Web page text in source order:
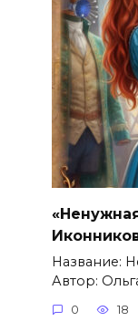
Название:
Автор:
0 18